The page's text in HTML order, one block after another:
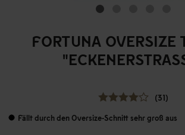
FORTUNA OVERSIZE
(31)
Fällt durch den Oversize-Schnitt sehr groß aus